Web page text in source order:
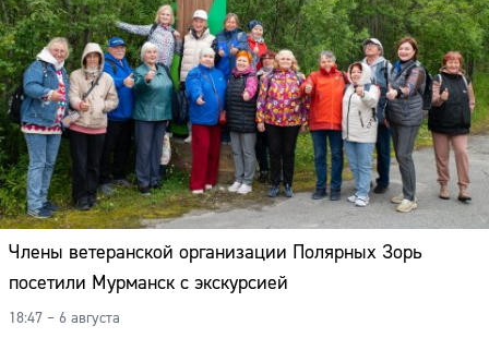
Члены ветеранской организации Полярных Зорь
посетили Мурманск с экскурсией
18:47 – 6 августа